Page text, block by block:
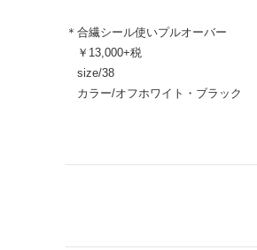
＊合繊シール使いプルオーバー
￥13,000+税
size/38
カラー/オフホワイト・ブラック